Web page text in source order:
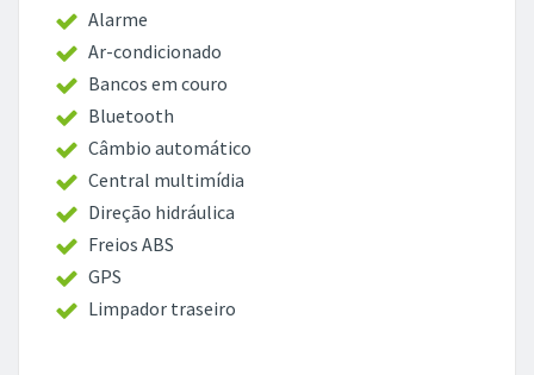
Alarme
Ar-condicionado
Bancos em couro
Bluetooth
Câmbio automático
Central multimídia
Direção hidráulica
Freios ABS
GPS
Limpador traseiro